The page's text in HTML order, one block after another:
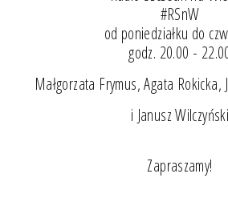
#RSnW
od poniedziałku do
godz. 20.00 -
Małgorzata Frymus, Agata Rokicka,
i Janusz Wilczyński
Zapraszamy!